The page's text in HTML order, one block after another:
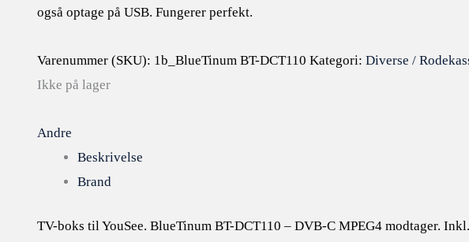
også optage på USB. Fungerer perfekt.
Varenummer (SKU): 1b_BlueTinum BT-DCT110 Kategori: Diverse /
Ikke på lager
Andre
Beskrivelse
Brand
TV-boks til YouSee. BlueTinum BT-DCT110 – DVB-C MPEG4 modtager.